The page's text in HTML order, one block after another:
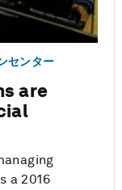
センター
are
a 2016